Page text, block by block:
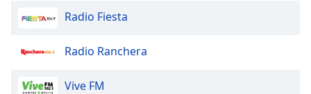
Radio Fiesta
Radio Ranchera
Vive FM